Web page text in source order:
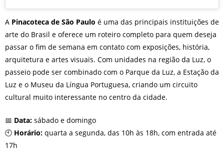
A Pinacoteca de São Paulo é uma das principais instituições de
arte do Brasil e oferece um roteiro completo para quem deseja
passar o fim de semana em contato com exposições, história,
arquitetura e artes visuais. Com unidades na região da Luz, o
passeio pode ser combinado com o Parque da Luz, a Estação da
Luz e o Museu da Língua Portuguesa, criando um circuito
cultural muito interessante no centro da cidade.
📅 Data: sábado e domingo
🕙 Horário: quarta a segunda, das 10h às 18h, com entrada até
17h